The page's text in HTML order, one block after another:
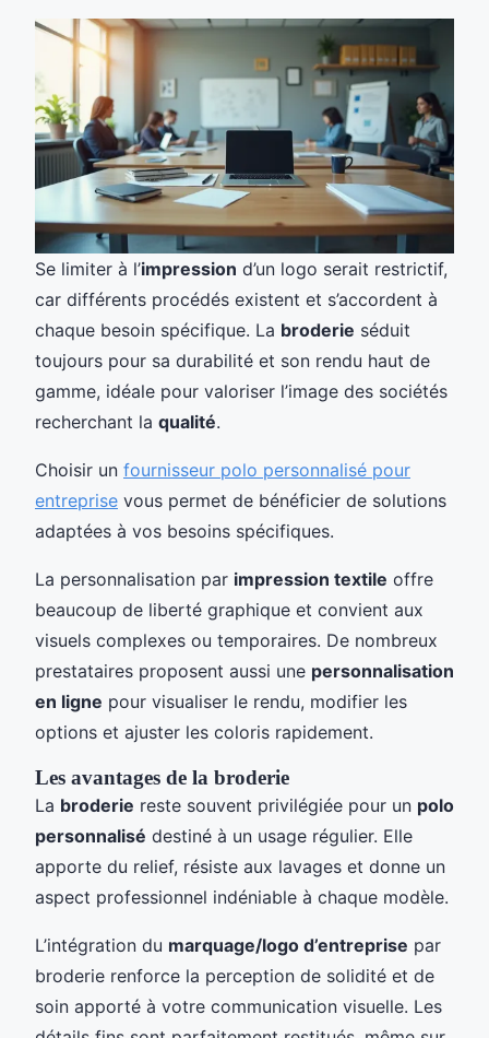
Se limiter à l’impression d’un logo serait restrictif,
car différents procédés existent et s’accordent à
chaque besoin spécifique. La broderie séduit
toujours pour sa durabilité et son rendu haut de
gamme, idéale pour valoriser l’image des sociétés
recherchant la qualité.
Choisir un fournisseur polo personnalisé pour
entreprise vous permet de bénéficier de solutions
adaptées à vos besoins spécifiques.
La personnalisation par impression textile offre
beaucoup de liberté graphique et convient aux
visuels complexes ou temporaires. De nombreux
prestataires proposent aussi une personnalisation
en ligne pour visualiser le rendu, modifier les
options et ajuster les coloris rapidement.
Les avantages de la broderie
La broderie reste souvent privilégiée pour un polo
personnalisé destiné à un usage régulier. Elle
apporte du relief, résiste aux lavages et donne un
aspect professionnel indéniable à chaque modèle.
L’intégration du marquage/logo d’entreprise par
broderie renforce la perception de solidité et de
soin apporté à votre communication visuelle. Les